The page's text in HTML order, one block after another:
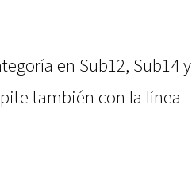
en Sub12, Sub14 y
también con la línea